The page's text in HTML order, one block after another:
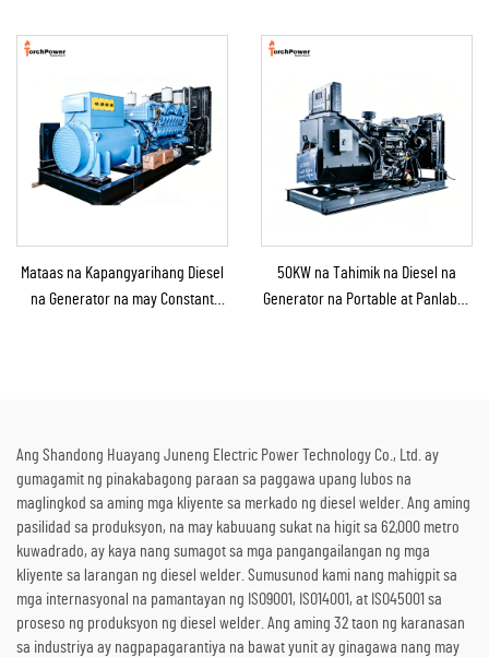
Bahay/Tindahan/Konstruksyon/Backup
Suplay ng Kapangyarihan
Mataas na Kapangyarihang Diesel
na Generator na may Constant
50KW na Tahimik na Diesel na
Generator na Portable at Panlabas
Ang Shandong Huayang Juneng Electric Power Technology Co., Ltd. ay
gumagamit ng pinakabagong paraan sa paggawa upang lubos na
maglingkod sa aming mga kliyente sa merkado ng diesel welder. Ang aming
pasilidad sa produksyon, na may kabuuang sukat na higit sa 62,000 metro
kuwadrado, ay kaya nang sumagot sa mga pangangailangan ng mga
kliyente sa larangan ng diesel welder. Sumusunod kami nang mahigpit sa
mga internasyonal na pamantayan ng ISO9001, ISO14001, at ISO45001 sa
proseso ng produksyon ng diesel welder. Ang aming 32 taon ng karanasan
sa industriya ay nagpapagarantiya na bawat yunit ay ginagawa nang may